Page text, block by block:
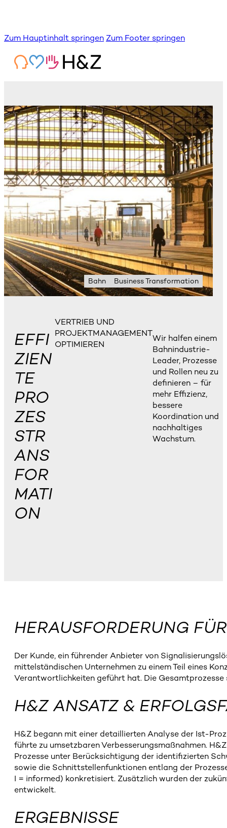
Zum Hauptinhalt springen Zum Footer springen
Bahn Business Transformation
EFFI
ZIEN
TE
PRO
ZES
STR
ANS
FOR
MATI
ON
VERTRIEB UND
PROJEKTMANAGEMENT
OPTIMIEREN
Wir halfen einem
Bahnindustrie-
Leader, Prozesse
und Rollen neu zu
definieren – für
mehr Effizienz,
bessere
Koordination und
nachhaltiges
Wachstum.
HERAUSFORDERUNG
Der Kunde, ein führender Anbieter von
mittelständischen Unternehmen zu einem Teil eines
Verantwortlichkeiten geführt hat. Die
H&Z ANSATZ &
H&Z begann mit einer detaillierten Analyse der Ist-
führte zu umsetzbaren Verbesserungsmaßnahmen.
Prozesse unter Berücksichtigung der identifizierten
sowie die Schnittstellenfunktionen entlang der
I = informed) konkretisiert. Zusätzlich wurden der
entwickelt.
ERGEBNISSE